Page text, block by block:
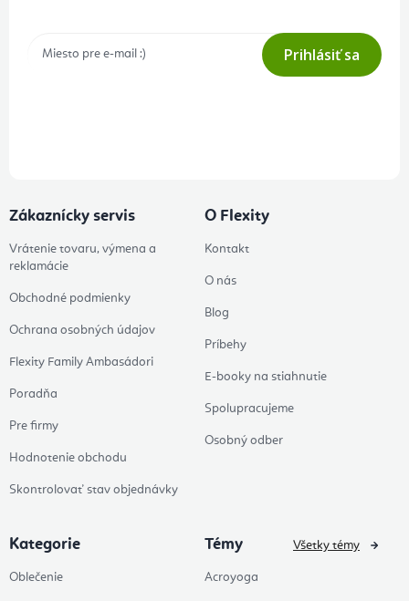
Prihlásiť sa
Zákaznícky servis
Vrátenie tovaru, výmena a
reklamácie
Obchodné podmienky
Ochrana osobných údajov
Flexity Family Ambasádori
Poradňa
Pre firmy
Hodnotenie obchodu
Skontrolovať stav objednávky
O Flexity
Kontakt
O nás
Blog
Príbehy
E-booky na stiahnutie
Spolupracujeme
Osobný odber
Kategorie
Oblečenie
Témy
Acroyoga
Všetky témy